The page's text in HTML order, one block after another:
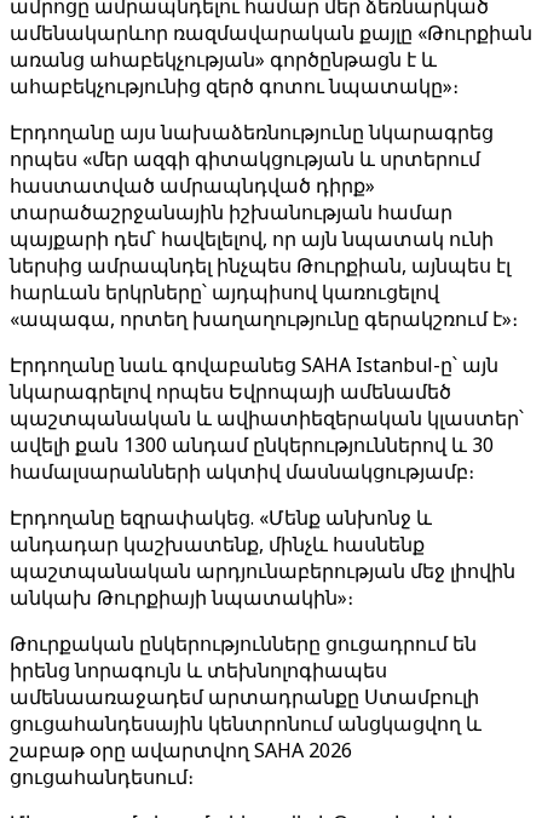
ամրոցը ամրապնդելու համար մեր ձեռնարկած
ամենակարևոր ռազմավարական քայլը «Թուրքիան
առանց ահաբեկչության» գործընթացն է և
ահաբեկչությունից զերծ գոտու նպատակը»։
Էրդողանը այս նախաձեռնությունը նկարագրեց
որպես «մեր ազգի գիտակցության և սրտերում
հաստատված ամրապնդված դիրք»
տարածաշրջանային իշխանության համար
պայքարի դեմ՝ հավելելով, որ այն նպատակ ունի
ներսից ամրապնդել ինչպես Թուրքիան, այնպես էլ
հարևան երկրները՝ այդպիսով կառուցելով
«ապագա, որտեղ խաղաղությունը գերակշռում է»։
Էրդողանը նաև գովաբանեց SAHA Istanbul-ը՝ այն
նկարագրելով որպես Եվրոպայի ամենամեծ
պաշտպանական և ավիատիեզերական կլաստեր՝
ավելի քան 1300 անդամ ընկերություններով և 30
համալսարանների ակտիվ մասնակցությամբ։
Էրդողանը եզրափակեց. «Մենք անխոնջ և
անդադար կաշխատենք, մինչև հասնենք
պաշտպանական արդյունաբերության մեջ լիովին
անկախ Թուրքիայի նպատակին»։
Թուրքական ընկերությունները ցուցադրում են
իրենց նորագույն և տեխնոլոգիապես
ամենաառաջադեմ արտադրանքը Ստամբուլի
ցուցահանդեսային կենտրոնում անցկացվող և
շաբաթ օրը ավարտվող SAHA 2026
ցուցահանդեսում։